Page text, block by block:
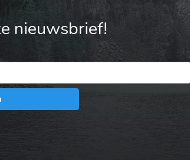
nieuwsbrief!